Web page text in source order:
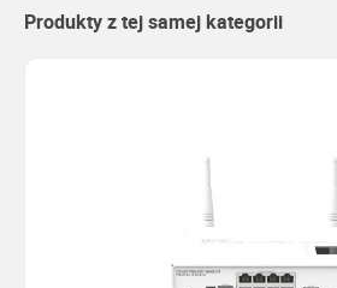
Produkty z tej samej kategorii